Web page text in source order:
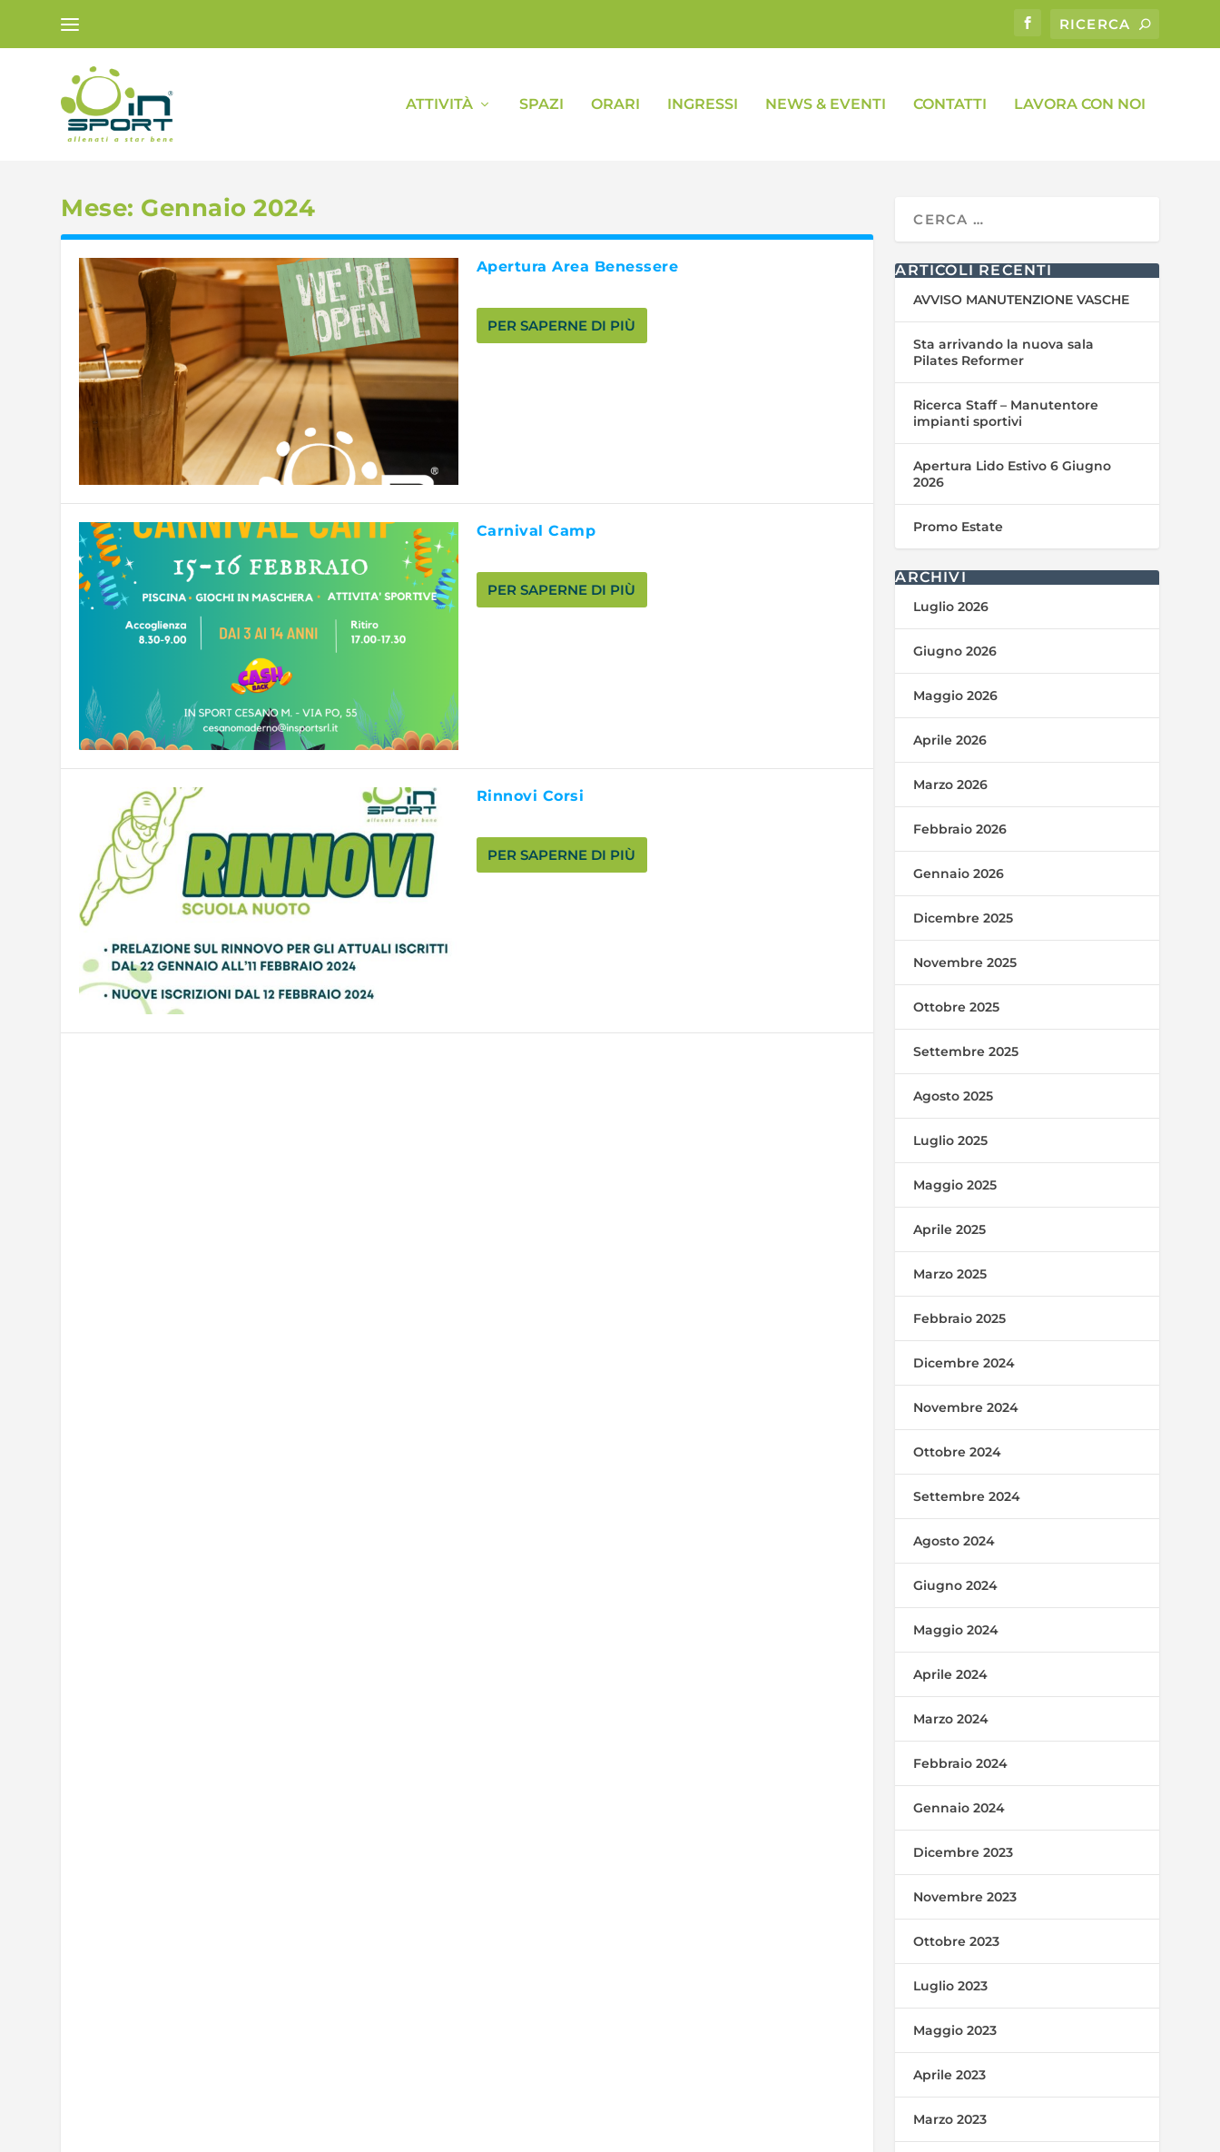
ATTIVITÀ SPAZI ORARI INGRESSI NEWS & EVENTI CONTATTI LAVORA CON NOI
Mese: Gennaio 2024
Apertura Area Benessere
PER SAPERNE DI PIÙ
Carnival Camp
PER SAPERNE DI PIÙ
Rinnovi Corsi
PER SAPERNE DI PIÙ
ARTICOLI RECENTI
AVVISO MANUTENZIONE VASCHE
Sta arrivando la nuova sala
Pilates Reformer
Ricerca Staff – Manutentore
impianti sportivi
Apertura Lido Estivo 6 Giugno
2026
Promo Estate
ARCHIVI
Luglio 2026
Giugno 2026
Maggio 2026
Aprile 2026
Marzo 2026
Febbraio 2026
Gennaio 2026
Dicembre 2025
Novembre 2025
Ottobre 2025
Settembre 2025
Agosto 2025
Luglio 2025
Maggio 2025
Aprile 2025
Marzo 2025
Febbraio 2025
Dicembre 2024
Novembre 2024
Ottobre 2024
Settembre 2024
Agosto 2024
Giugno 2024
Maggio 2024
Aprile 2024
Marzo 2024
Febbraio 2024
Gennaio 2024
Dicembre 2023
Novembre 2023
Ottobre 2023
Luglio 2023
Maggio 2023
Aprile 2023
Marzo 2023